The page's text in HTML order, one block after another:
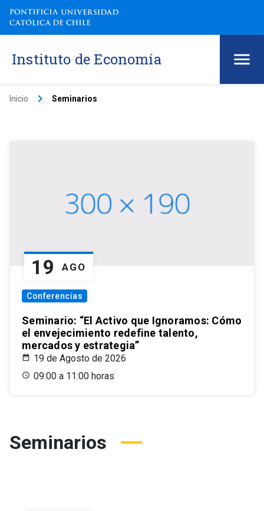
Instituto de Economía
Inicio keyboard_arrow_right Seminarios
19 AGO
Conferencias
Seminario: “El Activo que Ignoramos: Cómo
el envejecimiento redefine talento,
mercados y estrategia”
19 de Agosto de 2026
09:00 a 11:00 horas
Seminarios